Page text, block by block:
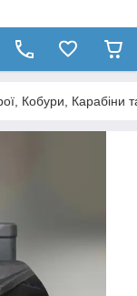
Кобури, Карабіни